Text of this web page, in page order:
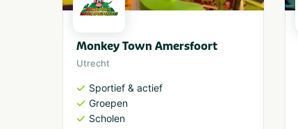
Monkey Town Amersfoort
Utrecht
Sportief & actief
Groepen
Scholen